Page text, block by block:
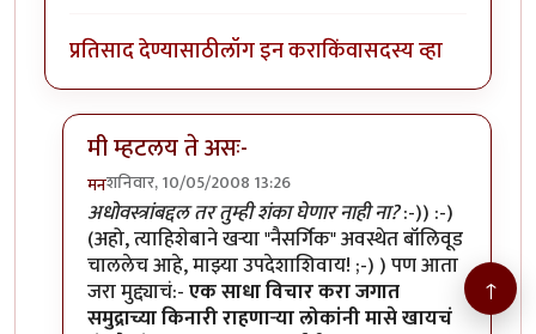
प्रतिसाद देण्यासाठीलॉग इन कराकिंवासदस्य व्हा
मी म्हटलय ते असः-
मनशनिवार, 10/05/2008 13:26
In reply toमाझं मत...byनीलकांत
अधोवस्त्रांबद्दल तर तुम्ही शंका घेणार नाही ना?:-)) :-)
(अहो, त्याहिशेबाने खर्‍या "नैसर्गिक" अवस्थेत बॉलिवूड
चाललेच आहे, माझ्या उपदेशाशिवाय! ;-) ) पण आता
जरा मुद्द्याचं:-एक साधा विचार करा जगात
समुद्राच्या किनारी राहणार्‍या लोकांनी मासे खायचं
↑